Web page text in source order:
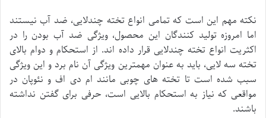
نکته مهم این است که تمامی انواع تخته چندلایی، ضد آب نیستند
اما امروزه تولید کنندگان این محصول، ویژگی ضد آب بودن را در
اکثریت انواع تخته چندلایی قرار داده اند. از استحکام و دوام بالای
تخته سه لایی، باید به عنوان مهمترین ویژگی آن نام برد و این ویژگی
سبب شده است تا تخته های چوبی مانند ام دی اف و نئوپان در
مواقعی که نیاز به استحکام بالایی است، حرفی برای گفتن نداشته
باشند.